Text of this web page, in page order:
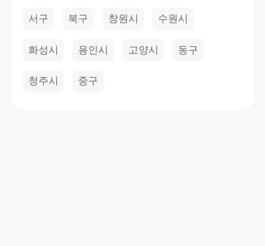
서구 북구 창원시 수원시
화성시 용인시 고양시 동구
청주시 중구